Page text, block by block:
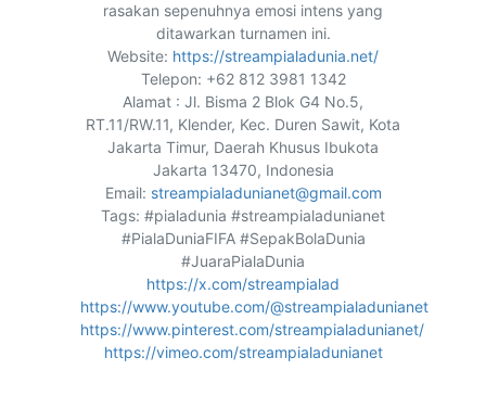
rasakan sepenuhnya emosi intens yang
ditawarkan turnamen ini.
Website: https://streampialadunia.net/
Telepon: +62 812 3981 1342
Alamat : Jl. Bisma 2 Blok G4 No.5,
RT.11/RW.11, Klender, Kec. Duren Sawit, Kota
Jakarta Timur, Daerah Khusus Ibukota
Jakarta 13470, Indonesia
Email: streampialadunianet@gmail.com
Tags: #pialadunia #streampialadunianet
#PialaDuniaFIFA #SepakBolaDunia
#JuaraPialaDunia
https://x.com/streampialad
https://www.youtube.com/@streampialadunianet
https://www.pinterest.com/streampialadunianet/
https://vimeo.com/streampialadunianet